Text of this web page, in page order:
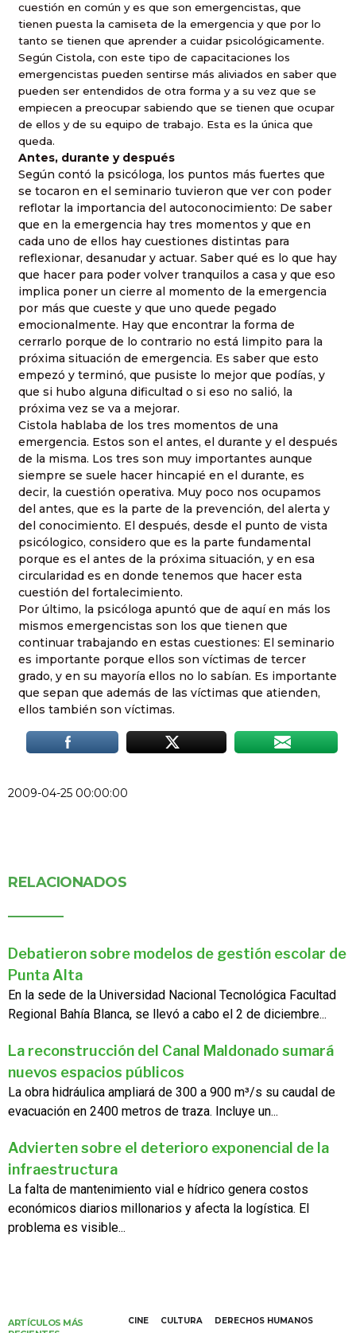
cuestión en común y es que son emergencistas, que
tienen puesta la camiseta de la emergencia y que por lo
tanto se tienen que aprender a cuidar psicológicamente.
Según Cistola, con este tipo de capacitaciones los
emergencistas pueden sentirse más aliviados en saber que
pueden ser entendidos de otra forma y a su vez que se
empiecen a preocupar sabiendo que se tienen que ocupar
de ellos y de su equipo de trabajo. Esta es la única que
queda.
Antes, durante y después
Según contó la psicóloga, los puntos más fuertes que
se tocaron en el seminario tuvieron que ver con poder
reflotar la importancia del autoconocimiento: De saber
que en la emergencia hay tres momentos y que en
cada uno de ellos hay cuestiones distintas para
reflexionar, desanudar y actuar. Saber qué es lo que hay
que hacer para poder volver tranquilos a casa y que eso
implica poner un cierre al momento de la emergencia
por más que cueste y que uno quede pegado
emocionalmente. Hay que encontrar la forma de
cerrarlo porque de lo contrario no está limpito para la
próxima situación de emergencia. Es saber que esto
empezó y terminó, que pusiste lo mejor que podías, y
que si hubo alguna dificultad o si eso no salió, la
próxima vez se va a mejorar.
Cistola hablaba de los tres momentos de una
emergencia. Estos son el antes, el durante y el después
de la misma. Los tres son muy importantes aunque
siempre se suele hacer hincapié en el durante, es
decir, la cuestión operativa. Muy poco nos ocupamos
del antes, que es la parte de la prevención, del alerta y
del conocimiento. El después, desde el punto de vista
psicólogico, considero que es la parte fundamental
porque es el antes de la próxima situación, y en esa
circularidad es en donde tenemos que hacer esta
cuestión del fortalecimiento.
Por último, la psicóloga apuntó que de aquí en más los
mismos emergencistas son los que tienen que
continuar trabajando en estas cuestiones: El seminario
es importante porque ellos son víctimas de tercer
grado, y en su mayoría ellos no lo sabían. Es importante
que sepan que además de las víctimas que atienden,
ellos también son víctimas.
2009-04-25 00:00:00
RELACIONADOS
Debatieron sobre modelos de gestión escolar de
Punta Alta
En la sede de la Universidad Nacional Tecnológica Facultad
Regional Bahía Blanca, se llevó a cabo el 2 de diciembre...
La reconstrucción del Canal Maldonado sumará
nuevos espacios públicos
La obra hidráulica ampliará de 300 a 900 m³/s su caudal de
evacuación en 2400 metros de traza. Incluye un...
Advierten sobre el deterioro exponencial de la
infraestructura
La falta de mantenimiento vial e hídrico genera costos
económicos diarios millonarios y afecta la logística. El
problema es visible...
ARTÍCULOS MÁS
CINE CULTURA DERECHOS HUMANOS